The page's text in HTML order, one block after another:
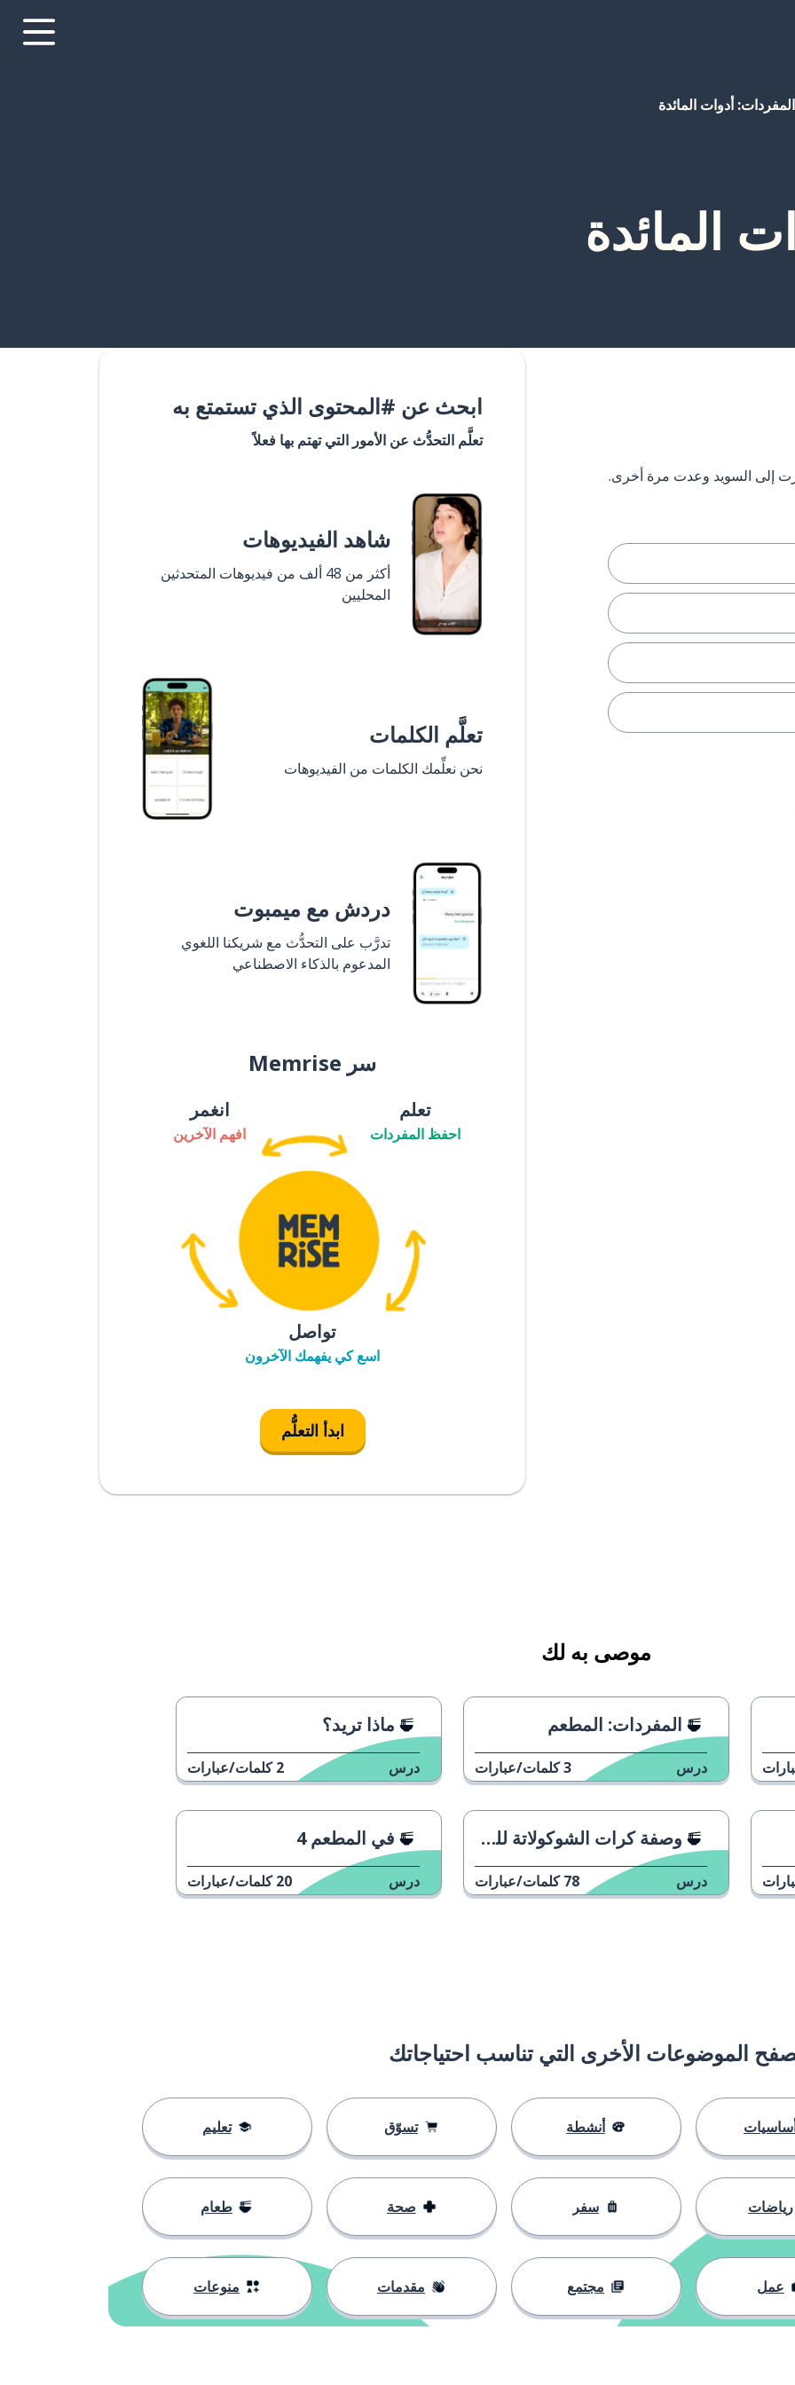
المفردات: أدوات المائدة
المائدة
ابحث عن #المحتوى الذي تستمتع به
تعلَّم التحدُّث عن الأمور التي تهتم بها فعلاً
شاهد الفيديوهات
أكثر من 48 ألف من فيديوهات المتحدثين
المحليين
تعلَّم الكلمات
نحن نعلِّمك الكلمات من الفيديوهات
دردش مع ميمبوت
تدرَّب على التحدُّث مع شريكنا اللغوي
المدعوم بالذكاء الاصطناعي
سر Memrise
تعلم
احفظ المفردات
انغمر
افهم الآخرين
تواصل
اسع كي يفهمك الآخرون
ابدأ التعلُّم
موصى به لك
المفردات: المطعم
درس 3كلمات/عبارات
ماذا تريد؟
درس 2 كلمات/عبارات
وصفة كرات الشوكولاتة للفايكا (استراحة القهوة)
درس 78 كلمات/عبارات
في المطعم 4
درس 20 كلمات/عبارات
الموضوعات الأخرى التي تناسب احتياجاتك
أنشطة تسوّق تعليم
رياضات سفر صحة طعام
عمل مجتمع مقدمات منوعات